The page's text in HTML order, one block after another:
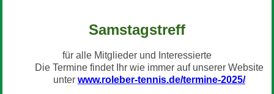
Samstagstreff
für alle Mitglieder und Interessierte
Die Termine findet Ihr wie immer auf unserer Website
unter www.roleber-tennis.de/termine-2025/